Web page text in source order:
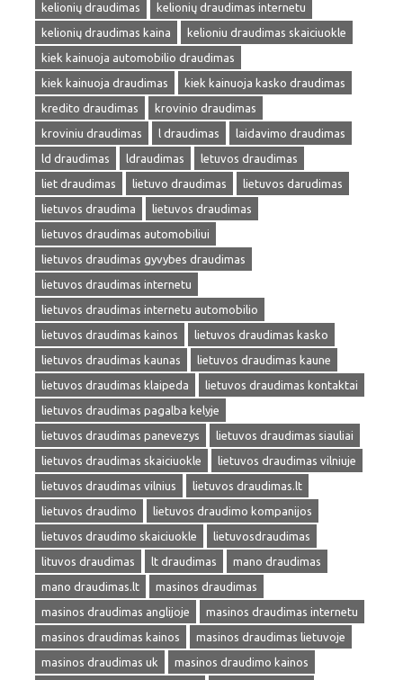
kelionių draudimas
kelionių draudimas internetu
kelionių draudimas kaina
kelioniu draudimas skaiciuokle
kiek kainuoja automobilio draudimas
kiek kainuoja draudimas
kiek kainuoja kasko draudimas
kredito draudimas
krovinio draudimas
kroviniu draudimas
l draudimas
laidavimo draudimas
ld draudimas
ldraudimas
letuvos draudimas
liet draudimas
lietuvo draudimas
lietuvos darudimas
lietuvos draudima
lietuvos draudimas
lietuvos draudimas automobiliui
lietuvos draudimas gyvybes draudimas
lietuvos draudimas internetu
lietuvos draudimas internetu automobilio
lietuvos draudimas kainos
lietuvos draudimas kasko
lietuvos draudimas kaunas
lietuvos draudimas kaune
lietuvos draudimas klaipeda
lietuvos draudimas kontaktai
lietuvos draudimas pagalba kelyje
lietuvos draudimas panevezys
lietuvos draudimas siauliai
lietuvos draudimas skaiciuokle
lietuvos draudimas vilniuje
lietuvos draudimas vilnius
lietuvos draudimas.lt
lietuvos draudimo
lietuvos draudimo kompanijos
lietuvos draudimo skaiciuokle
lietuvosdraudimas
lituvos draudimas
lt draudimas
mano draudimas
mano draudimas.lt
masinos draudimas
masinos draudimas anglijoje
masinos draudimas internetu
masinos draudimas kainos
masinos draudimas lietuvoje
masinos draudimas uk
masinos draudimo kainos